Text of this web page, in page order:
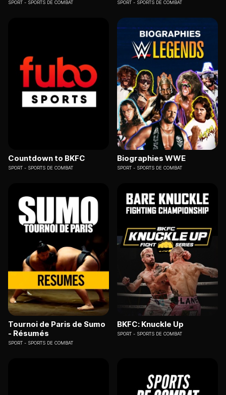
SPORT SPORTS DE COMBAT SPORT SPORTS DE COMBAT
Countdown to BKFC
SPORT SPORTS DE COMBAT
Biographies WWE
SPORT SPORTS DE COMBAT
Tournoi de Paris de Sumo
- Résumés
SPORT SPORTS DE COMBAT
BKFC: Knuckle Up
SPORT SPORTS DE COMBAT